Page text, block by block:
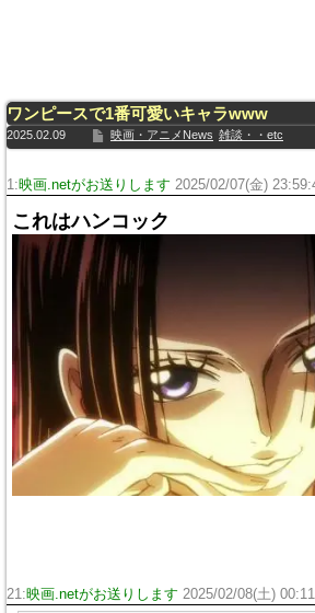
ワンピースで1番可愛いキャラwww
2025.02.09 映画・アニメNews 雑談・・etc
1:映画.netがお送りします 2025/02/07(金)
これはハンコック
21:映画.netがお送りします 2025/02/08(土)